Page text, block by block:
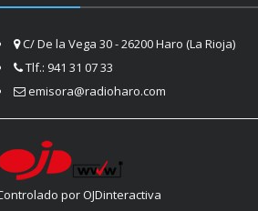
C/ De la Vega 30 - 26200 Haro (La Rioja)
Tlf.: 941 31 07 33
emisora@radioharo.com
por OJDinteractiva